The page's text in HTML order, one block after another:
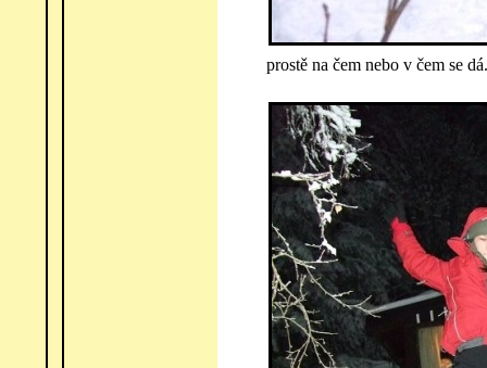
prostě na čem nebo v čem se dá.